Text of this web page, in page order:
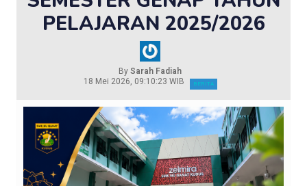
PELAJARAN 2025/2026
BySarah Fadiah
18 Mei 2026, 09:10:23 WIB
BERITA